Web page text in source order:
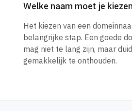
Welke naam moet je
Het kiezen van een
belangrijke stap. Een goede
mag niet te lang zijn, maar
gemakkelijk te onthouden.